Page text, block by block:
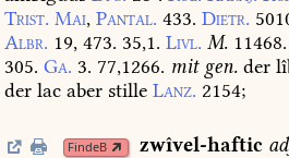
Trist. Mai, Pantal. 433. Dietr.
Albr. 19, 473. 35,1. Livl. M. 11468.
305. Ga. 3. 77,1266. mitgen. der
der lac aber stille Lanz. 2154;
FindeB zwîvel-haftic